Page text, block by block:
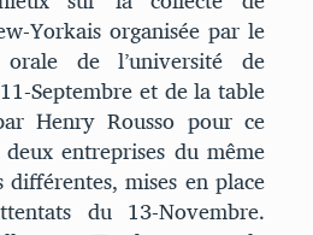
Yorkais organisée par le
orale de l’université de
Septembre et de la table
Henry Rousso pour ce
entreprises du même
mises en place
du 13-Novembre.